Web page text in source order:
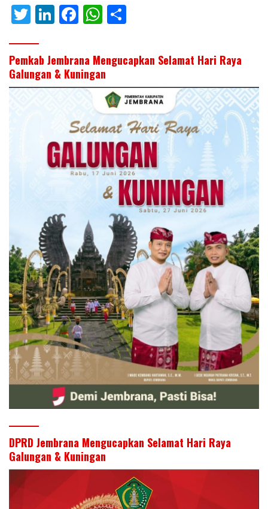
T
itt
er
Li
k
e
dI
F
e
b
o
k
W
at
s
A
p
p
ar
e
Pemkab Jembrana Mengucapkan Selamat Hari Raya
Galungan & Kuningan
DPRD Jembrana Mengucapkan Selamat Hari Raya
Galungan & Kuningan